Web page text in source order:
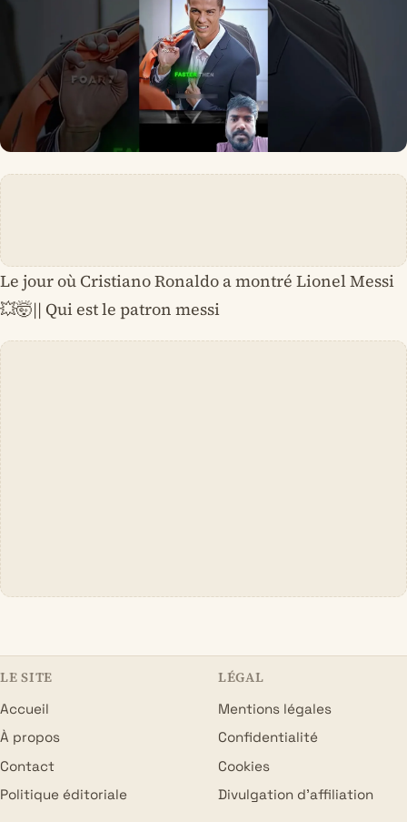
Le jour où Cristiano Ronaldo a montré Lionel Messi
💥🤯|| Qui est le patron messi
LE SITE
Accueil
À propos
Contact
Politique éditoriale
LÉGAL
Mentions légales
Confidentialité
Cookies
Divulgation d’affiliation